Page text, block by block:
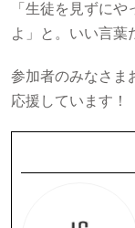
「生徒を見ずに
よ」と。いい言葉
参加者のみなさま
応援しています！